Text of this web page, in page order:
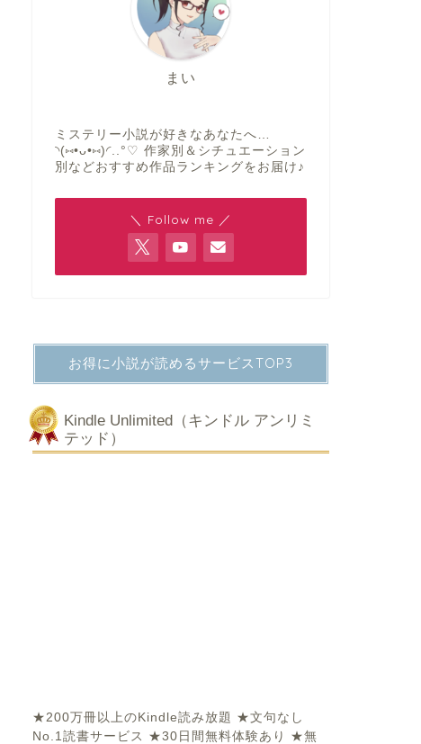
まい
ミステリー小説が好きなあなたへ…
◝(⑅•ᴗ•⑅)◜..°♡ 作家別＆シチュエーション
別などおすすめ作品ランキングをお届け♪
＼ Follow me ／
お得に小説が読めるサービスTOP3
Kindle Unlimited（キンドル アンリミ
テッド）
★200万冊以上のKindle読み放題 ★文句なし
No.1読書サービス ★30日間無料体験あり ★無